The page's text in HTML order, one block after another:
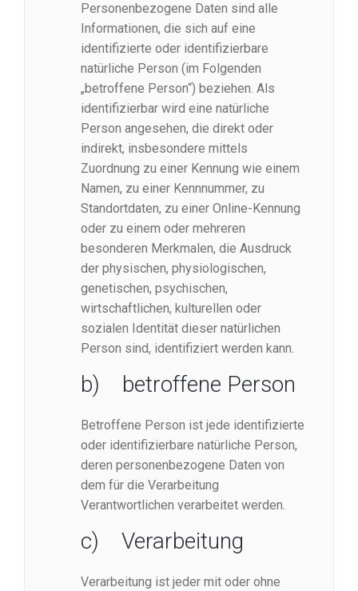
Personenbezogene Daten sind alle
Informationen, die sich auf eine
identifizierte oder identifizierbare
natürliche Person (im Folgenden
„betroffene Person“) beziehen. Als
identifizierbar wird eine natürliche
Person angesehen, die direkt oder
indirekt, insbesondere mittels
Zuordnung zu einer Kennung wie einem
Namen, zu einer Kennnummer, zu
Standortdaten, zu einer Online-Kennung
oder zu einem oder mehreren
besonderen Merkmalen, die Ausdruck
der physischen, physiologischen,
genetischen, psychischen,
wirtschaftlichen, kulturellen oder
sozialen Identität dieser natürlichen
Person sind, identifiziert werden kann.
b) betroffene Person
Betroffene Person ist jede identifizierte
oder identifizierbare natürliche Person,
deren personenbezogene Daten von
dem für die Verarbeitung
Verantwortlichen verarbeitet werden.
c) Verarbeitung
Verarbeitung ist jeder mit oder ohne